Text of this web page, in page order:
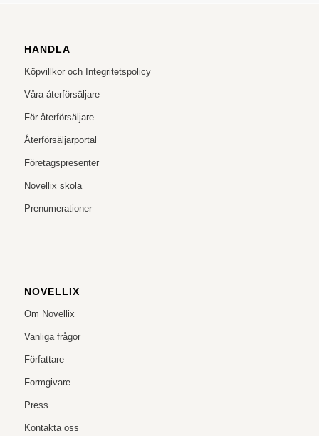
HANDLA
Köpvillkor och Integritetspolicy
Våra återförsäljare
För återförsäljare
Återförsäljarportal
Företagspresenter
Novellix skola
Prenumerationer
NOVELLIX
Om Novellix
Vanliga frågor
Författare
Formgivare
Press
Kontakta oss